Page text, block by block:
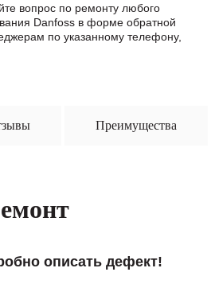
вопрос по ремонту любого
Danfoss в формe обратной
по указанному телефону,
Преимущества
описать дефект!